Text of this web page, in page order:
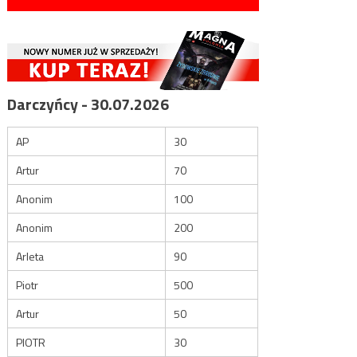
Darczyńcy - 30.07.2026
AP
30
Artur
70
Anonim
100
Anonim
200
Arleta
90
Piotr
500
Artur
50
PIOTR
30